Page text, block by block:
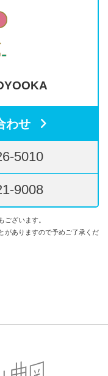
わせ
5010
9008
ざいます。
がありますので予めご了承くだ